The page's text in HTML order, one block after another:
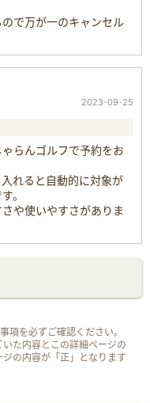
で万が一のキャンセル
2023-09-25
らんゴルフで予約をお
れると自動的に対象が
。
や使いやすさがありま
項を必ずご確認ください。
た内容とこの詳細ページの
の内容が「正」となります